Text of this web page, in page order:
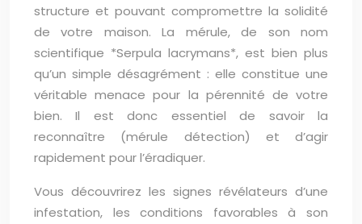
structure et pouvant compromettre la solidité
de votre maison. La mérule, de son nom
scientifique *Serpula lacrymans*, est bien plus
qu’un simple désagrément : elle constitue une
véritable menace pour la pérennité de votre
bien. Il est donc essentiel de savoir la
reconnaître (mérule détection) et d’agir
rapidement pour l’éradiquer.
Vous découvrirez les signes révélateurs d’une
infestation, les conditions favorables à son